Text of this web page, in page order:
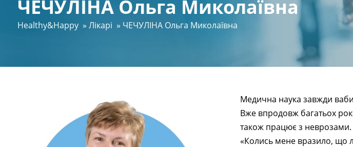
ЧЕЧУЛІНА Ольга Миколаївна
Healthy&Happy » Лікарі » ЧЕЧУЛІНА Ольга Миколаївна
Медична наука завжди
Вже впродовж багатьох
також працює з неврозами.
«Колись мене вразило, що